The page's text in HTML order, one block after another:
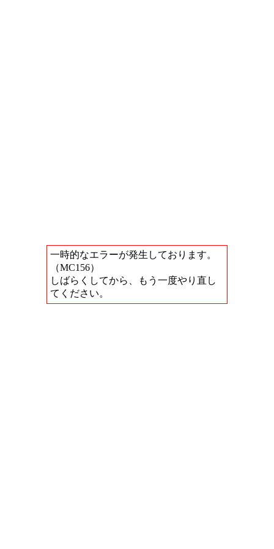
一時的なエラーが発生しております。
（MC156）
しばらくしてから、もう一度やり直し
てください。